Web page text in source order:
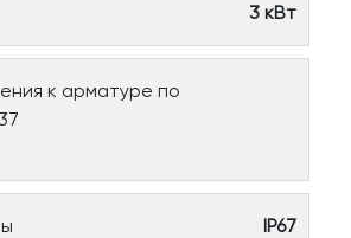
3 кВт
к арматуре по
IP67